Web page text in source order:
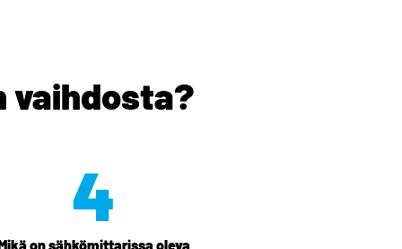
vaihdosta?
4
on sähkömittarissa oleva